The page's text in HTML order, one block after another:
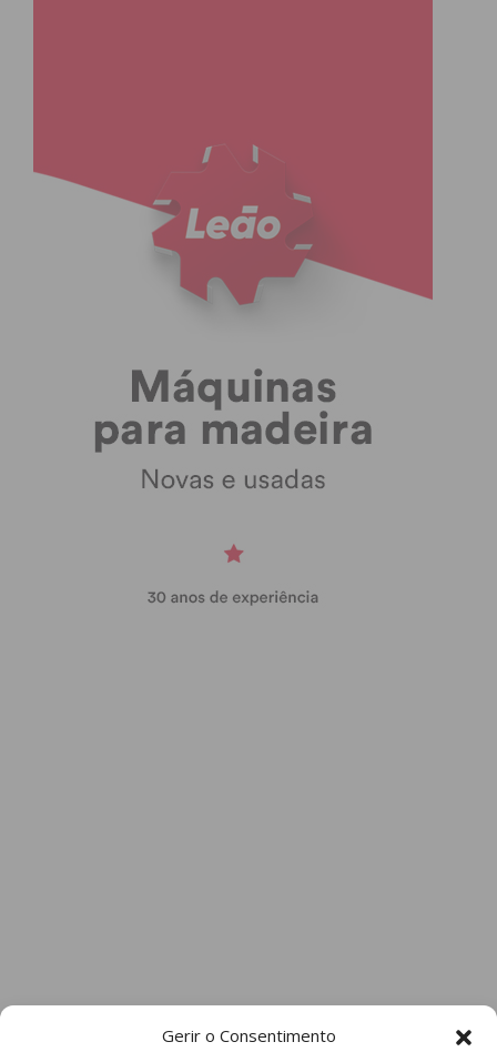
Gerir o Consentimento